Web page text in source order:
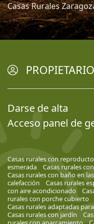
Casas Rurales
Darse de alta
Acceso panel de
Casas rurales con
esmerada
Casas rurales
Casas rurales con baño en
calefacción
Casas rurales
con aire acondicionado
rurales con porche cubierto
Casas rurales adaptadas
Casas rurales con jardín